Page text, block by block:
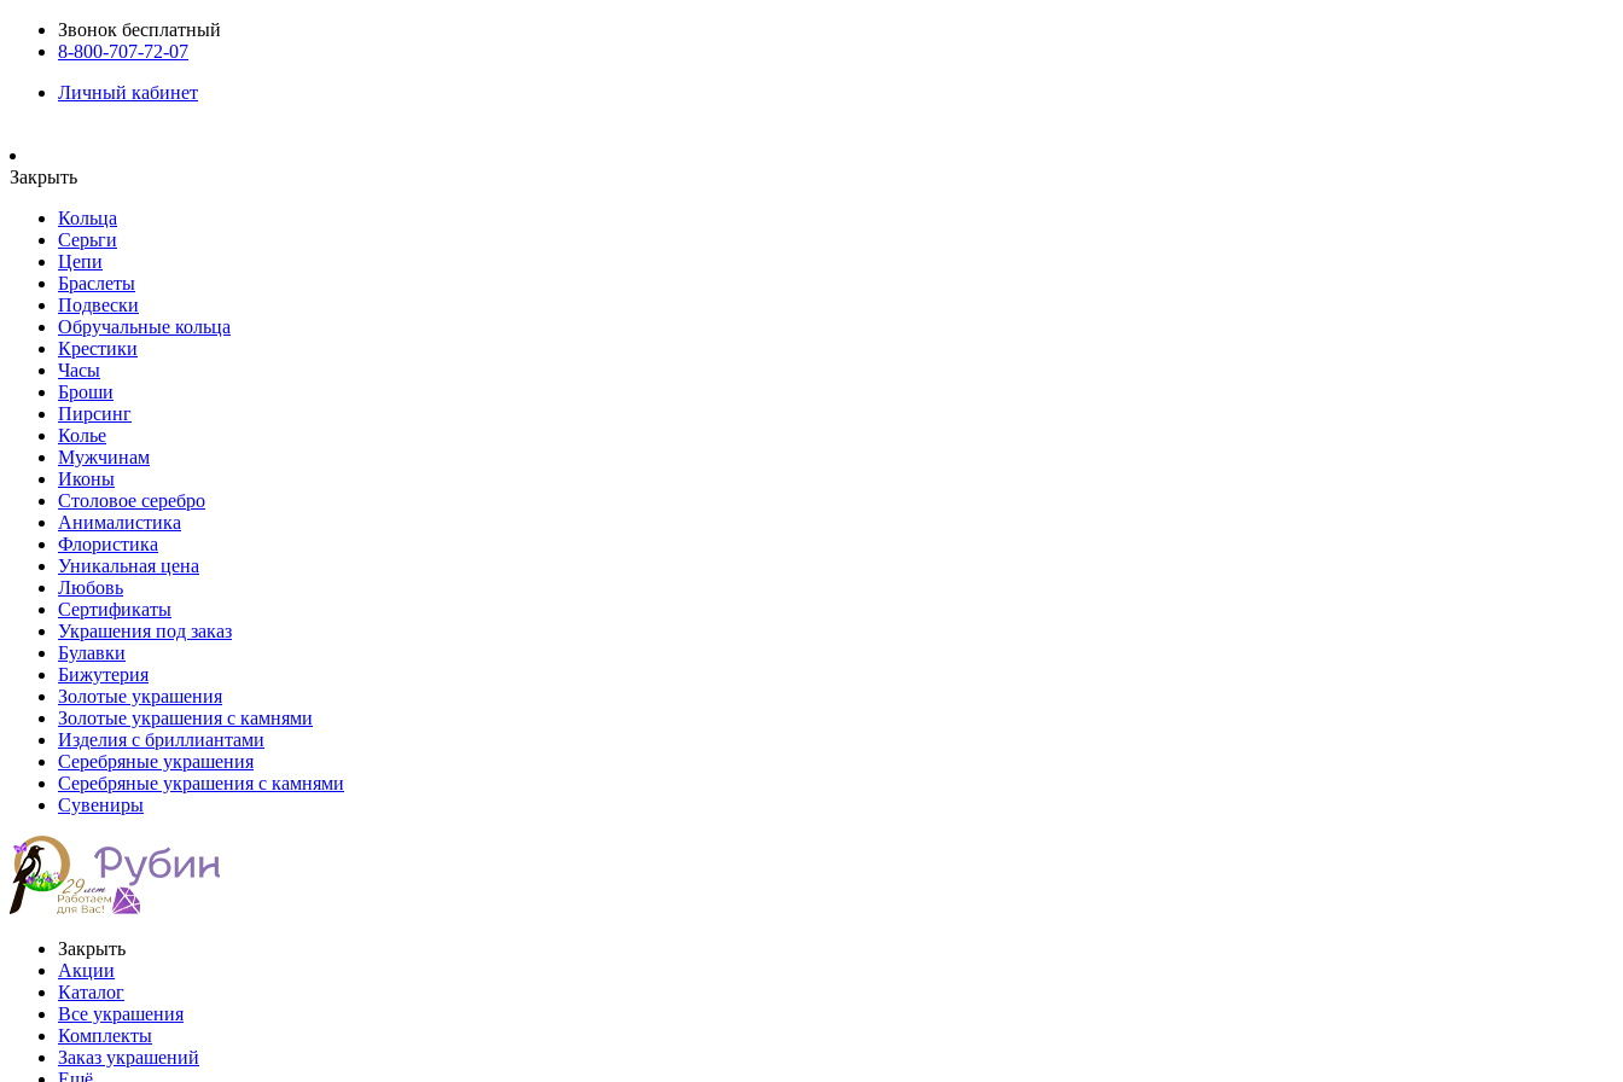
Звонок бесплатный
8-800-707-72-07
Личный кабинет
Закрыть
Кольца
Серьги
Цепи
Браслеты
Подвески
Обручальные кольца
Крестики
Часы
Броши
Пирсинг
Колье
Мужчинам
Иконы
Столовое серебро
Анималистика
Флористика
Уникальная цена
Любовь
Сертификаты
Украшения под заказ
Булавки
Бижутерия
Золотые украшения
Золотые украшения с камнями
Изделия с бриллиантами
Серебряные украшения
Серебряные украшения с камнями
Сувениры
Закрыть
Акции
Каталог
Все украшения
Комплекты
Заказ украшений